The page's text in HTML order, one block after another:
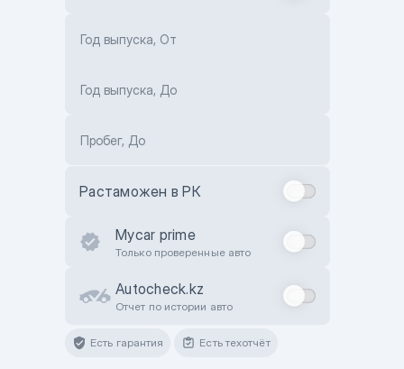
Год выпуска, От
Год выпуска, До
Пробег, До
Растаможен в РК
Mycar prime
Только проверенные авто
Autocheck.kz
Отчет по истории авто
Есть гарантия Есть техотчёт